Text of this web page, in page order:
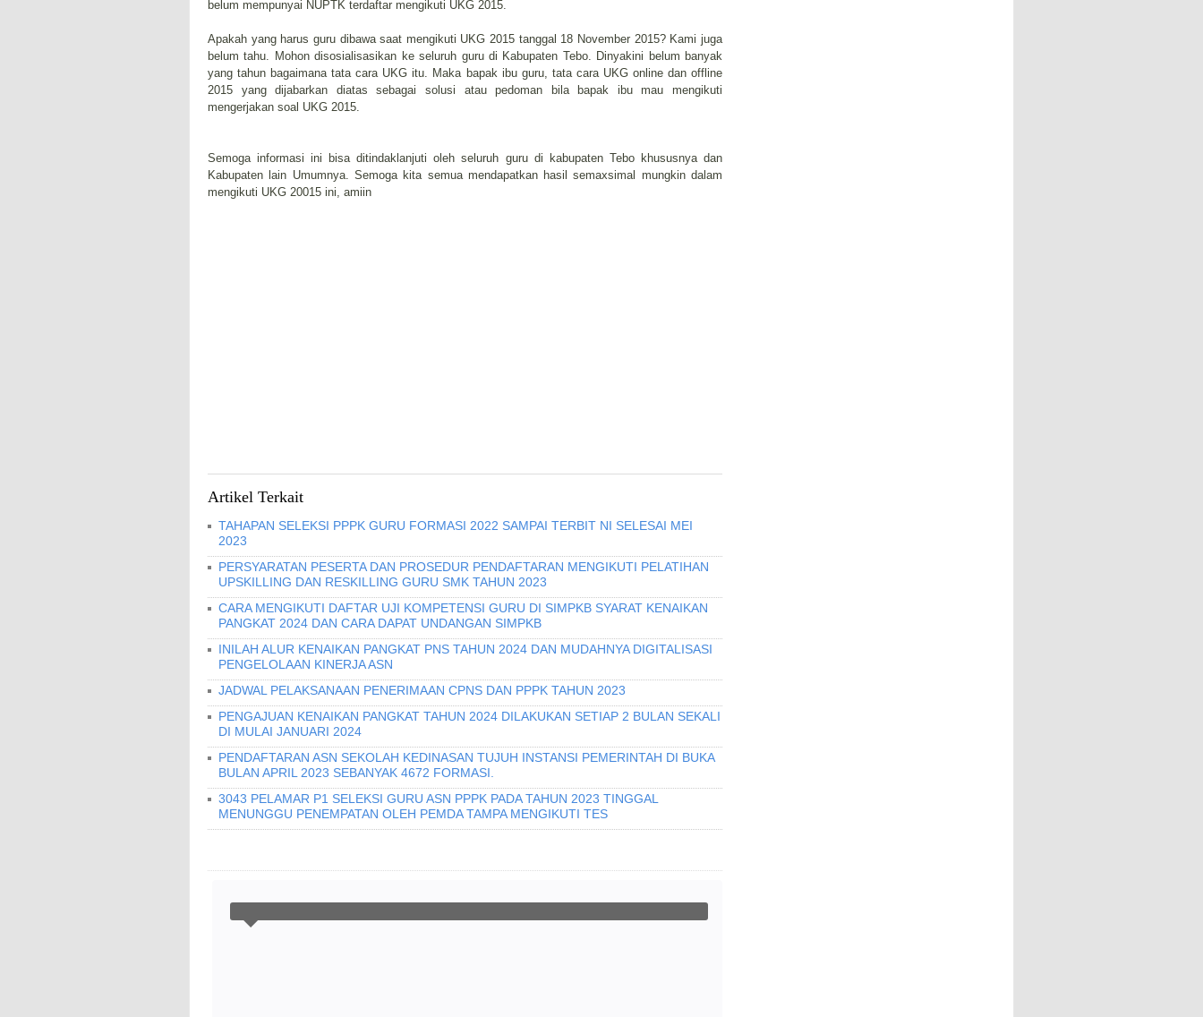
belum mempunyai NUPTK terdaftar mengikuti UKG 2015.
Apakah yang harus guru dibawa saat mengikuti UKG 2015 tanggal 18 November 2015? Kami juga
belum tahu. Mohon disosialisasikan ke seluruh guru di Kabupaten Tebo. Dinyakini belum banyak
yang tahun bagaimana tata cara UKG itu. Maka bapak ibu guru, tata cara UKG online dan offline
2015 yang dijabarkan diatas sebagai solusi atau pedoman bila bapak ibu mau mengikuti
mengerjakan soal UKG 2015.
Semoga informasi ini bisa ditindaklanjuti oleh seluruh guru di kabupaten Tebo khususnya dan
Kabupaten lain Umumnya. Semoga kita semua mendapatkan hasil semaxsimal mungkin dalam
mengikuti UKG 20015 ini, amiin
Artikel Terkait
TAHAPAN SELEKSI PPPK GURU FORMASI 2022 SAMPAI TERBIT NI SELESAI MEI
2023
PERSYARATAN PESERTA DAN PROSEDUR PENDAFTARAN MENGIKUTI PELATIHAN
UPSKILLING DAN RESKILLING GURU SMK TAHUN 2023
CARA MENGIKUTI DAFTAR UJI KOMPETENSI GURU DI SIMPKB SYARAT KENAIKAN
PANGKAT 2024 DAN CARA DAPAT UNDANGAN SIMPKB
INILAH ALUR KENAIKAN PANGKAT PNS TAHUN 2024 DAN MUDAHNYA DIGITALISASI
PENGELOLAAN KINERJA ASN
JADWAL PELAKSANAAN PENERIMAAN CPNS DAN PPPK TAHUN 2023
PENGAJUAN KENAIKAN PANGKAT TAHUN 2024 DILAKUKAN SETIAP 2 BULAN SEKALI
DI MULAI JANUARI 2024
PENDAFTARAN ASN SEKOLAH KEDINASAN TUJUH INSTANSI PEMERINTAH DI BUKA
BULAN APRIL 2023 SEBANYAK 4672 FORMASI.
3043 PELAMAR P1 SELEKSI GURU ASN PPPK PADA TAHUN 2023 TINGGAL
MENUNGGU PENEMPATAN OLEH PEMDA TAMPA MENGIKUTI TES